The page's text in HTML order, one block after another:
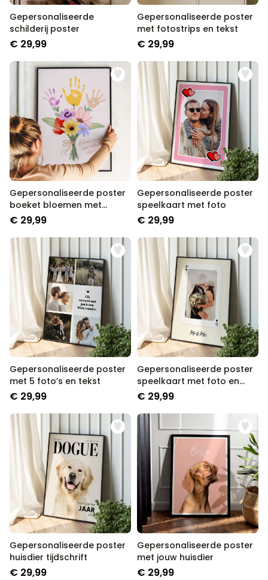
Gepersonaliseerde
schilderij poster
€ 29,99
Gepersonaliseerde poster
met fotostrips en tekst
€ 29,99
Gepersonaliseerde poster
boeket bloemen met
handafdruk
€ 29,99
Gepersonaliseerde poster
speelkaart met foto
€ 29,99
Gepersonaliseerde poster
met 5 foto’s en tekst
€ 29,99
Gepersonaliseerde poster
speelkaart met foto en
tekst
€ 29,99
Gepersonaliseerde poster
huisdier tijdschrift
€ 29,99
Gepersonaliseerde poster
met jouw huisdier
€ 29,99